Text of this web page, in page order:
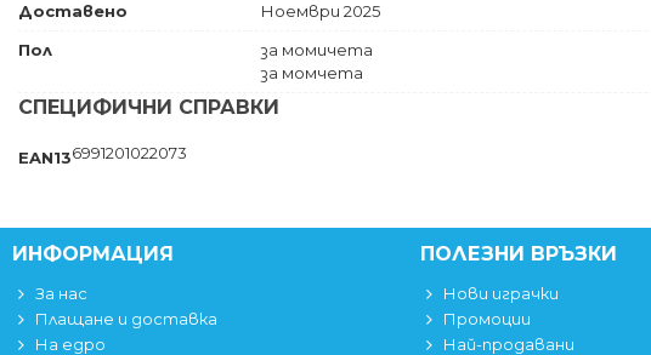
Доставено
Ноември 2025
Пол
за момичета
за момчета
СПЕЦИФИЧНИ СПРАВКИ
EAN136991201022073
ИНФОРМАЦИЯ
За нас
Плащане и доставка
На едро
ПОЛЕЗНИ ВРЪЗКИ
Нови играчки
Промоции
Най-продавани